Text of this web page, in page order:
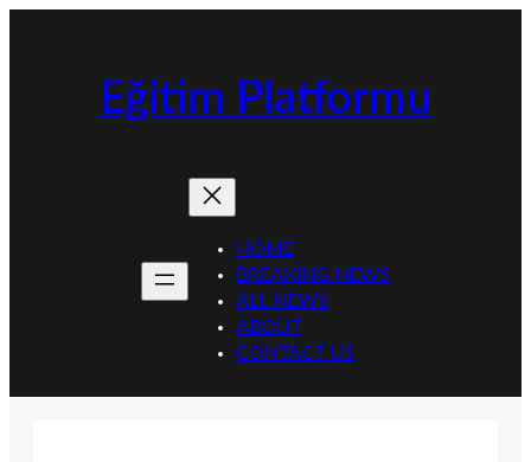
Eğitim Platformu
HOME
BREAKING NEWS
ALL NEWS
ABOUT
CONTACT US